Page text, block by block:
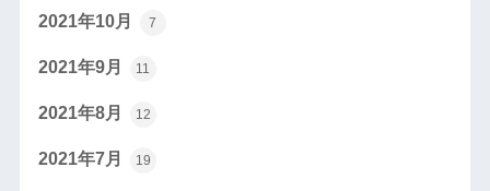
2021年10月 7
2021年9月 11
2021年8月 12
2021年7月 19